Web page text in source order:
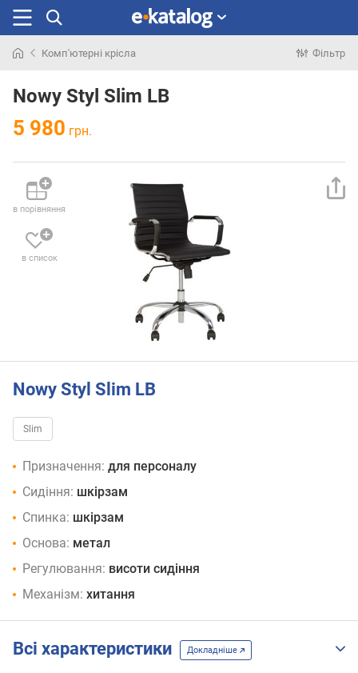
раніше
Комп'ютерні крісла Фільтр
Nowy Styl Slim LB
5 980 грн.
в порівняння
в список
Nowy Styl Slim LB
Slim
Призначення: для персоналу
Сидіння: шкірзам
Спинка: шкірзам
Основа: метал
Регулювання: висоти сидіння
Механізм: хитання
Всі характеристики Докладніше